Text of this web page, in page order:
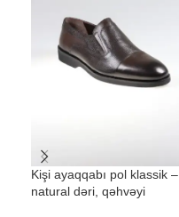
Kişi ayaqqabı pol klassik –
natural dəri, qəhvəyi